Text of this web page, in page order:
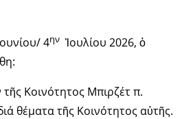
4ην Ἰουλίου 2026, ὁ
Κοινότητος Μπιρζέτ π.
θέματα τῆς Κοινότητος αὐτῆς.